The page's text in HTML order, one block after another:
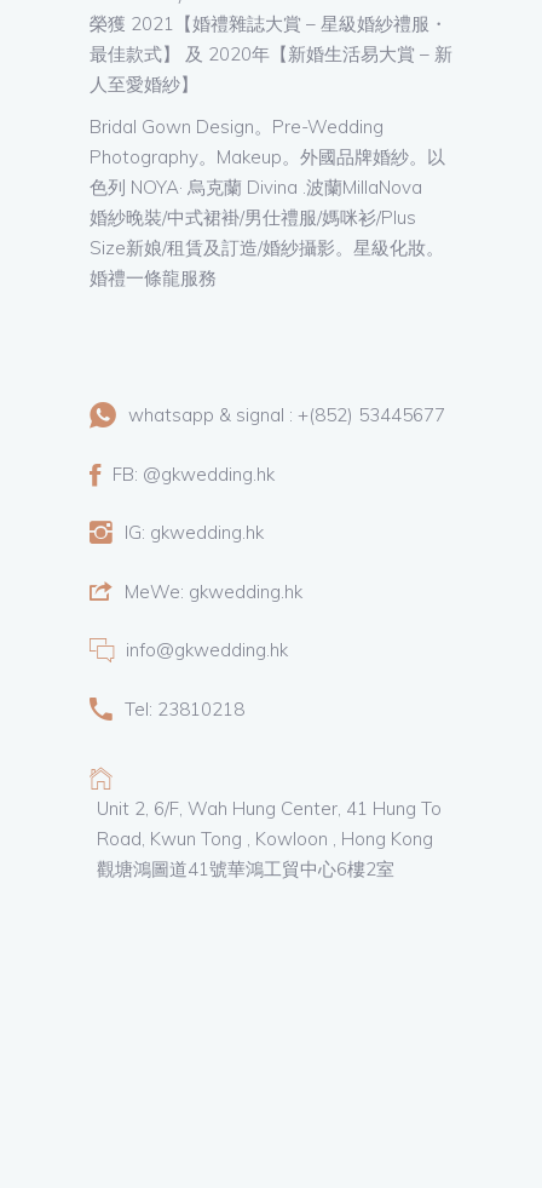
榮獲 2021【婚禮雜誌大賞 – 星級婚紗禮服・
最佳款式】 及 2020年【新婚生活易大賞 – 新
人至愛婚紗】
Bridal Gown Design。Pre-Wedding
Photography。Makeup。外國品牌婚紗。以
色列 NOYA· 烏克蘭 Divina .波蘭MillaNova
婚紗晚裝/中式裙褂/男仕禮服/媽咪衫/Plus
Size新娘/租賃及訂造/婚紗攝影。星級化妝。
婚禮一條龍服務
whatsapp & signal : +(852) 53445677
FB: @gkwedding.hk
IG: gkwedding.hk
MeWe: gkwedding.hk
info@gkwedding.hk
Tel: 23810218
Unit 2, 6/F, Wah Hung Center, 41 Hung To
Road, Kwun Tong , Kowloon , Hong Kong
觀塘鴻圖道41號華鴻工貿中心6樓2室